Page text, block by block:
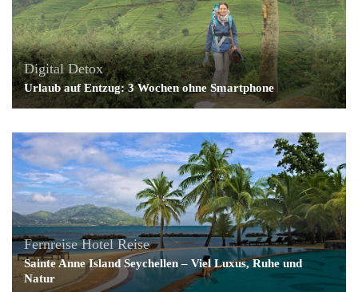
Digital Detox
Urlaub auf Entzug: 3 Wochen ohne Smartphone
Fernreise Hotel Reise
Sainte Anne Island Seychellen – Viel Luxus, Ruhe und
Natur